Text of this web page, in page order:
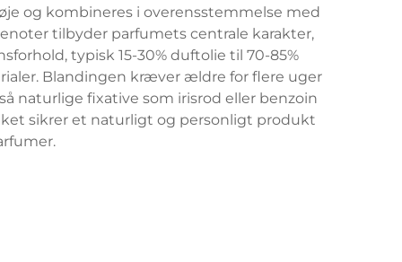
og kombineres i overensstemmelse med
tilbyder parfumets centrale karakter,
typisk 15-30% duftolie til 70-85%
Blandingen kræver ældre for flere uger
naturlige fixative som irisrod eller benzoin
sikrer et naturligt og personligt produkt